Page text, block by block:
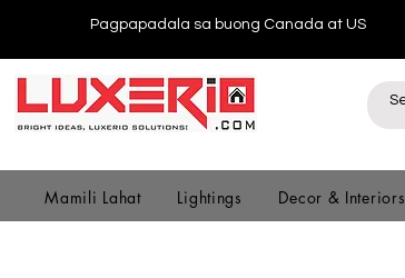
Pagpapadala sa buong Canada at US
Mamili Lahat Lightings Decor & Interiors